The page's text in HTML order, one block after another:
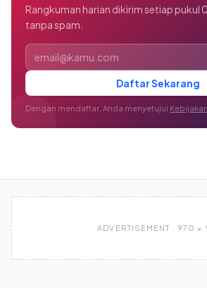
Rangkuman harian dikirim setiap pukul
tanpa spam.
Alamat email
Daftar Sekarang
Dengan mendaftar, Anda menyetujui
ADVERTISEMENT · 970 ×